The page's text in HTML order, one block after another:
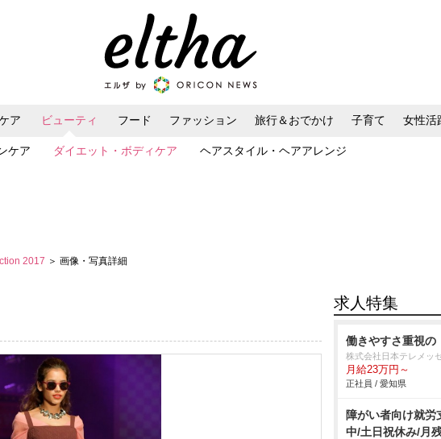
ア ビューティ
ケア ダイエット・ボディケア ヘアスタイル・ヘアアレンジ
フード ファッション 旅行＆おでかけ 子育て 女性活
2017 ＞ 画像・写真詳細
求人特集
働きやすさ重視の
株式会社日本テレメッ
月給23万円～
正社員 / 愛知県
障がい者向け就
中/土日祝休み/月